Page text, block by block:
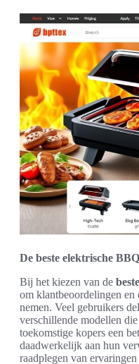
De beste elektrische
Bij het kiezen van de
om klantbeoordelingen
nemen. Veel gebruikers
verschillende modellen
toekomstige kopers een
daadwerkelijk aan hun
raadplegen van